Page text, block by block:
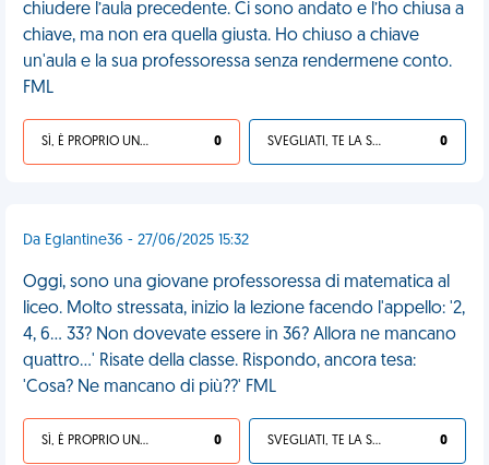
chiudere l’aula precedente. Ci sono andato e l’ho chiusa a
chiave, ma non era quella giusta. Ho chiuso a chiave
un'aula e la sua professoressa senza rendermene conto.
FML
SÌ, È PROPRIO UNA VDM! 0 SVEGLIATI, TE LA SEI CERCATA! 0
Da Eglantine36 - 27/06/2025 15:32
Oggi, sono una giovane professoressa di matematica al
liceo. Molto stressata, inizio la lezione facendo l'appello: '2,
4, 6... 33? Non dovevate essere in 36? Allora ne mancano
quattro...' Risate della classe. Rispondo, ancora tesa:
'Cosa? Ne mancano di più??' FML
SÌ, È PROPRIO UNA VDM! 0 SVEGLIATI, TE LA SEI CERCATA! 0